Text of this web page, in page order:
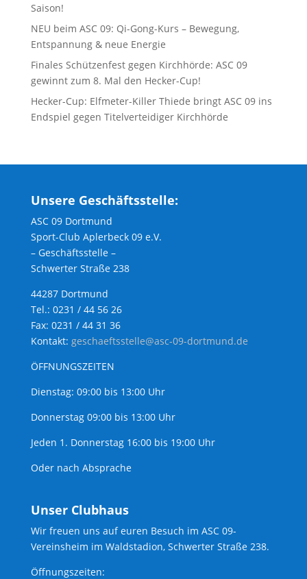
Saison!
NEU beim ASC 09: Qi-Gong-Kurs – Bewegung,
Entspannung & neue Energie
Finales Schützenfest gegen Kirchhörde: ASC 09
gewinnt zum 8. Mal den Hecker-Cup!
Hecker-Cup: Elfmeter-Killer Thiede bringt ASC 09 ins
Endspiel gegen Titelverteidiger Kirchhörde
Unsere Geschäftsstelle:
ASC 09 Dortmund
Sport-Club Aplerbeck 09 e.V.
– Geschäftsstelle –
Schwerter Straße 238
44287 Dortmund
Tel.: 0231 / 44 56 26
Fax: 0231 / 44 31 36
Kontakt: geschaeftsstelle@asc-09-dortmund.de
ÖFFNUNGSZEITEN
Dienstag: 09:00 bis 13:00 Uhr
Donnerstag 09:00 bis 13:00 Uhr
Jeden 1. Donnerstag 16:00 bis 19:00 Uhr
Oder nach Absprache
Unser Clubhaus
Wir freuen uns auf euren Besuch im ASC 09-
Vereinsheim im Waldstadion, Schwerter Straße 238.
Öffnungszeiten: